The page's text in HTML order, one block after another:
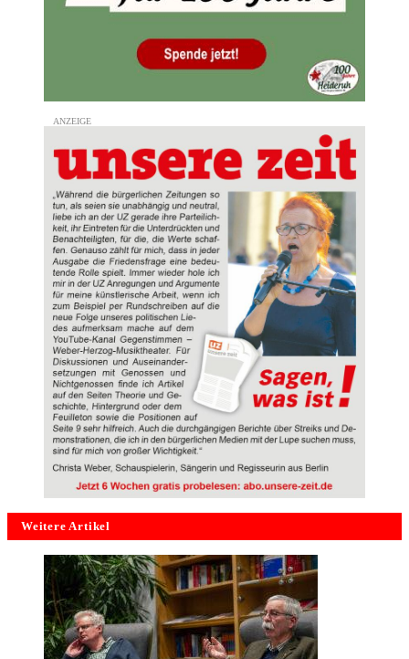
Weitere Artikel